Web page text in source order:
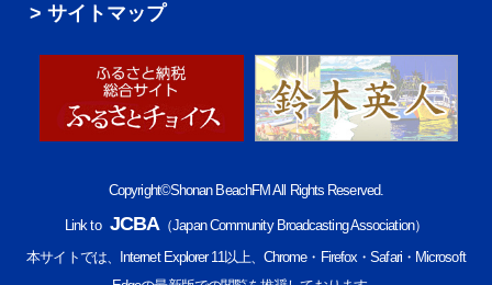
サイトマップ
Copyright©Shonan BeachFM All Rights Reserved.
Link to JCBA （Japan Community Broadcasting Association）
本サイトでは、Internet Explorer 11以上、Chrome・Firefox・Safari・Microsoft